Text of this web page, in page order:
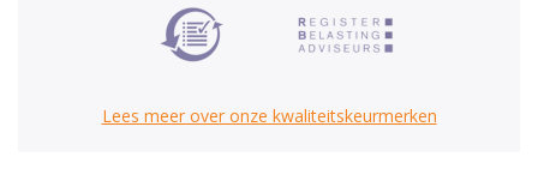
Lees meer over onze kwaliteitskeurmerken